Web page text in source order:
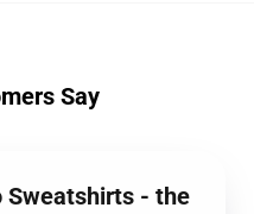
Say
Sweatshirts - the